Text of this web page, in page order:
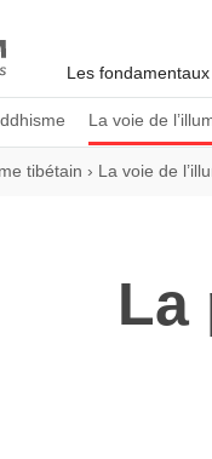
Les fondamentaux
La voie de
tibétain › La voie de
La